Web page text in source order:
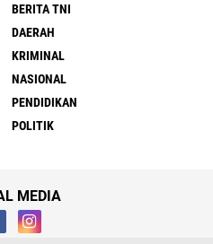
BERITA TNI
DAERAH
KRIMINAL
NASIONAL
PENDIDIKAN
POLITIK
MEDIA